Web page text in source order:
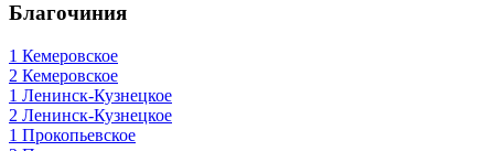
Благочиния
1 Кемеровское
2 Кемеровское
1 Ленинск-Кузнецкое
2 Ленинск-Кузнецкое
1 Прокопьевское